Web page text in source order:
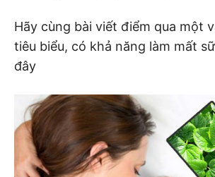
Hãy cùng bài viết điểm qua một
tiêu biểu, có khả năng làm mất
đây